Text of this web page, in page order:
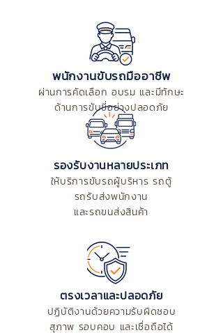
พนักงานขับรถมืออาชีพ
ผ่านการคัดเลือก อบรม และมีทักษะ
ด้านการขับขี่อย่างปลอดภัย
รองรับงานหลายประเภท
ให้บริการขับรถผู้บริหาร รถตู้
รถรับส่งพนักงาน
และรถขนส่งสินค้า
ตรงเวลาและปลอดภัย
ปฏิบัติงานด้วยความรับผิดชอบ
สุภาพ รอบคอบ และเชื่อถือได้